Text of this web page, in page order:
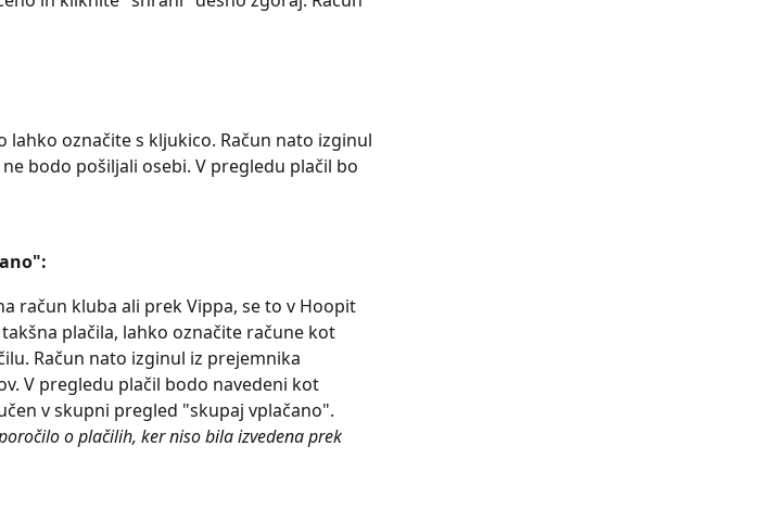
lahko označite s kljukico. Račun nato izginul
bodo pošiljali osebi. V pregledu plačil bo
račun kluba ali prek Vippa, se to v Hoopit
plačila, lahko označite račune kot
Račun nato izginul iz prejemnika
V pregledu plačil bodo navedeni kot
v skupni pregled "skupaj vplačano".
o plačilih, ker niso bila izvedena prek